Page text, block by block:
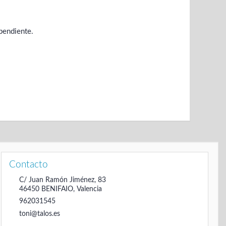
Contacto
C/ Juan Ramón Jiménez, 83
46450 BENIFAIO, Valencia
962031545
toni@talos.es